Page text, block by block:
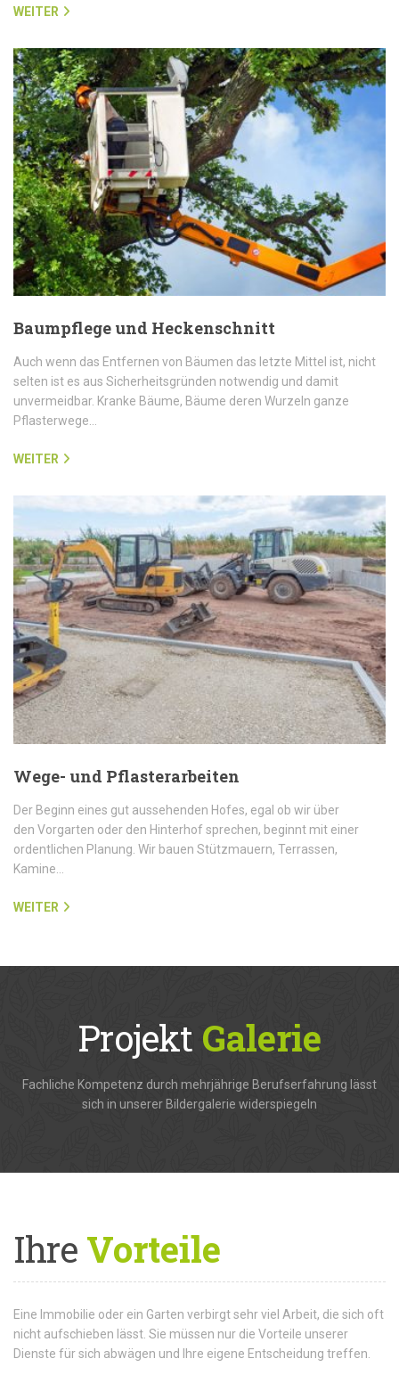
WEITER
Baumpflege und Heckenschnitt
Auch wenn das Entfernen von Bäumen das letzte Mittel ist, nicht
selten ist es aus Sicherheitsgründen notwendig und damit
unvermeidbar. Kranke Bäume, Bäume deren Wurzeln ganze
Pflasterwege…
WEITER
Wege- und Pflasterarbeiten
Der Beginn eines gut aussehenden Hofes, egal ob wir über
den Vorgarten oder den Hinterhof sprechen, beginnt mit einer
ordentlichen Planung. Wir bauen Stützmauern, Terrassen,
Kamine…
WEITER
Projekt Galerie
Fachliche Kompetenz durch mehrjährige Berufserfahrung lässt
sich in unserer Bildergalerie widerspiegeln
IhreVorteile
Eine Immobilie oder ein Garten verbirgt sehr viel Arbeit, die sich oft
nicht aufschieben lässt. Sie müssen nur die Vorteile unserer
Dienste für sich abwägen und Ihre eigene Entscheidung treffen.